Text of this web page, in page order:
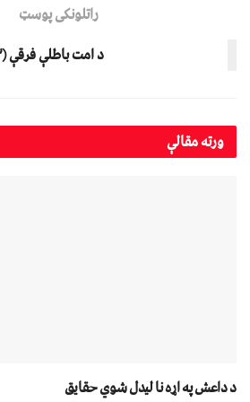
راتلونکی پوسټ
د امت باطلې فرقې (۳)
ورتهمقالې
د داعش په اړه نا ليدل شوي حقايق